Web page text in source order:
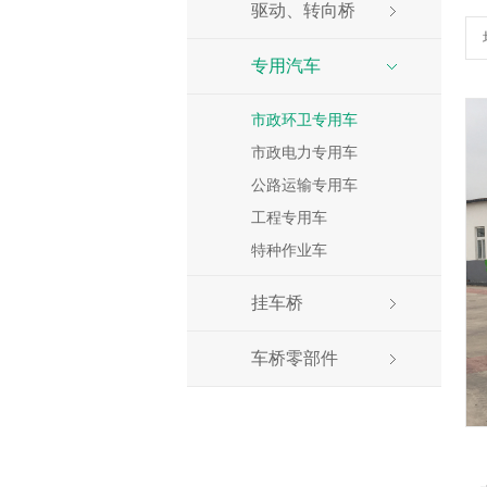
驱动、转向桥
专用汽车
市政环卫专用车
市政电力专用车
公路运输专用车
工程专用车
特种作业车
挂车桥
车桥零部件